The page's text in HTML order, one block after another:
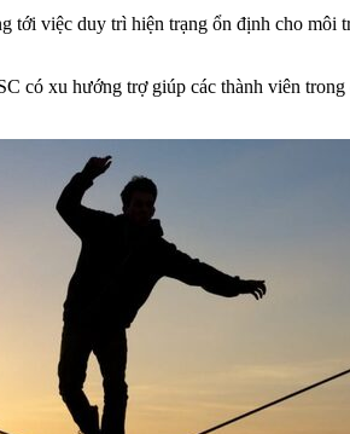
tới việc duy trì hiện trạng ổn định cho môi
có xu hướng trợ giúp các thành viên